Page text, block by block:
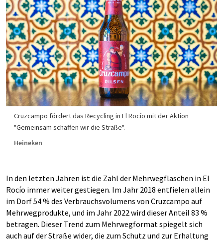
Cruzcampo fördert das Recycling in El Rocío mit der Aktion
"Gemeinsam schaffen wir die Straße".
Heineken
In den letzten Jahren ist die Zahl der Mehrwegflaschen in El
Rocío immer weiter gestiegen. Im Jahr 2018 entfielen allein
im Dorf 54 % des Verbrauchsvolumens von Cruzcampo auf
Mehrwegprodukte, und im Jahr 2022 wird dieser Anteil 83 %
betragen. Dieser Trend zum Mehrwegformat spiegelt sich
auch auf der Straße wider, die zum Schutz und zur Erhaltung